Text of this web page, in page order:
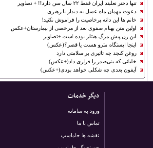
تنها دختر نعلبند ایران فقط ۲۲ سال سن دارد!! + تصاویر
دعوت مهمان ماه عسل به دیدار با رهبری
خانم ها این دانه پرخاصیت را فراموش نکنید!
اولین متن بهنام صفوی بعد از مرخصی از بیمارستان+عکس
این زن پیش مرگ هیتلر بوده است +تصاویر
اینجا ایستگاه مترو هست یا قصر؟(عکس)
روغن کنجد چه تاثیری بر سلامتی دارد
خلبانی كه بنی‌صدر را فراری داد(+عكس)
آیفون بعدی چه شكلی خواهد بودى(+عكس)
دیگر خدمات
ورود به سامانه
تماس با ما
نقشه ها جاماسپ